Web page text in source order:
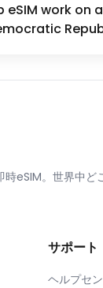
eSIM work on
時eSIM。世界中ど
サポート
ヘルプセ